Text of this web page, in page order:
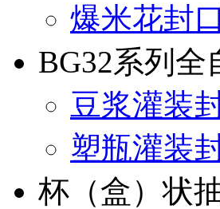
爆米花封
BG32系列全
豆浆灌装
塑瓶灌装
杯（盒）状